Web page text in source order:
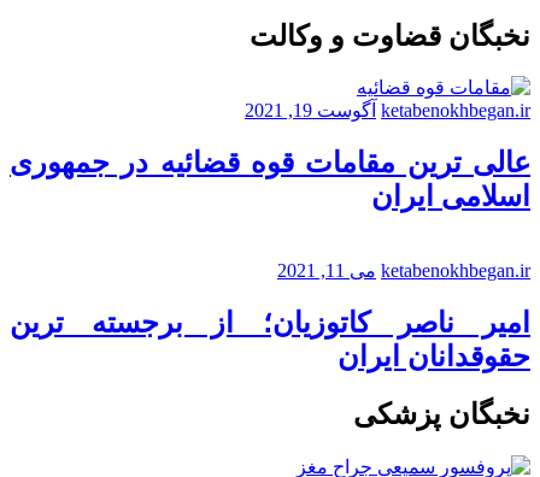
نخبگان قضاوت و وکالت
ketabenokhbegan.ir آگوست 19, 2021
عالی ترین مقامات قوه قضائیه در جمهوری
اسلامی ایران
ketabenokhbegan.ir می 11, 2021
امیر ناصر کاتوزیان؛ از برجسته ترین
حقوقدانان ایران
نخبگان پزشکی